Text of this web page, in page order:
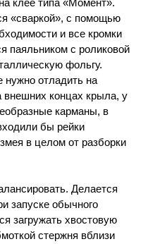
«сваркой», с помощью
и все кромки
паяльником с роликовой
фольгу.
нужно отладить на
внешних концах крыла, у
карманы, в
бы рейки
в целом от разборки
Делается
запуске обычного
загружать хвостовую
стержня вблизи